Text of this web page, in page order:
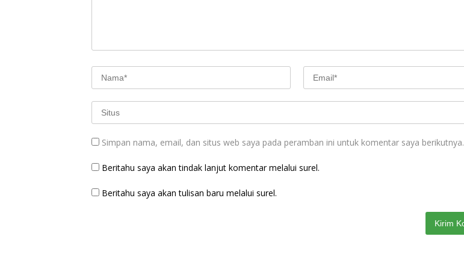
Simpan nama, email, dan situs web saya pada peramban ini untuk komentar saya berikutnya.
Beritahu saya akan tindak lanjut komentar melalui surel.
Beritahu saya akan tulisan baru melalui surel.